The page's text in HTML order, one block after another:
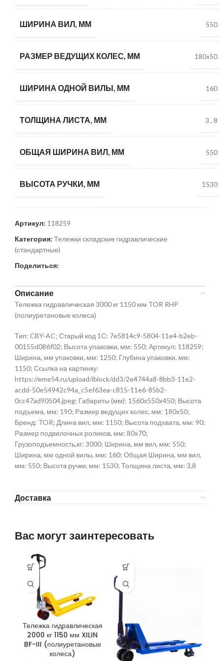
ШИРИНА ВИЛ, ММ 550
РАЗМЕР ВЕДУЩИХ КОЛЕС, ММ 180х50
ШИРИНА ОДНОЙ ВИЛЫ, ММ 160
ТОЛЩИНА ЛИСТА, ММ 3 , 8
ОБЩАЯ ШИРИНА ВИЛ, ММ 550
ВЫСОТА РУЧКИ, ММ 1530
Артикул: 118259
Категория: Тележки складские гидравлические
(стандартные)
Поделиться:
Описание
Тележка гидравлическая 3000 кг 1150 мм TOR RHP
(полиуретановые колеса)
Тип: CBY-AC; Старый код 1С: 7e5814c9-5804-11e4-b2eb-
00155d086f02; Высота упаковки, мм: 550; Артикул: 118259;
Ширина, мм упаковки, мм: 1250; Глубина упаковки, мм:
1150; Ссылка на картинку:
https://eme54.ru/upload/iblock/dd3/2e4744a8-8bb3-11e2-
acdd-50e54942c94a_c5ef63ea-c815-11e6-85b2-
0cc47ad90504.jpeg; Габариты (мм): 1560х550х450; Высота
подъема, мм: 190; Размер ведущих колес, мм: 180х50;
Бренд: TOR; Длина вил, мм: 1150; Высота подхвата, мм: 90;
Размер подвилочных роликов, мм: 80х70;
Грузоподъемность,кг: 3000; Ширина, мм вил, мм: 550;
Ширина, мм одной вилы, мм: 160; Общая Ширина, мм вил,
мм: 550; Высота ручки, мм: 1530; Толщина листа, мм: 3,8
Доставка
Вас могут заинтересовать
Тележка гидравлическая
2000 кг 1150 мм XILIN
BF-III (полиуретановые
колеса)